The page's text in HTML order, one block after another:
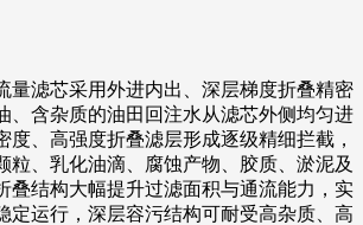
量滤芯采用外进内出、深层梯度折叠精密
、含杂质的油田回注水从滤芯外侧均匀进
度、高强度折叠滤层形成逐级精细拦截，
粒、乳化油滴、腐蚀产物、胶质、淤泥及
叠结构大幅提升过滤面积与通流能力，实
定运行，深层容污结构可耐受高杂质、高